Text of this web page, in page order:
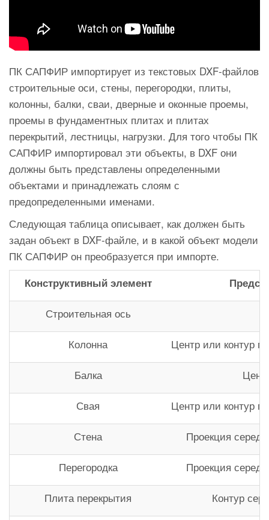
ПК САПФИР импортирует из текстовых DXF-файлов
строительные оси, стены, перегородки, плиты,
колонны, балки, сваи, дверные и оконные проемы,
проемы в фундаментных плитах и плитах
перекрытий, лестницы, нагрузки. Для того чтобы ПК
САПФИР импортировал эти объекты, в DXF они
должны быть представлены определенными
объектами и принадлежать слоям с
предопределенными именами.
Следующая таблица описывает, как должен быть
задан объект в DXF-файле, и в какой объект модели
ПК САПФИР он преобразуется при импорте.
Конструктивный элемент
Строительная ось
Колонна Центр или контур
Балка
Свая Центр или контур
Стена Проекция
Перегородка Проекция
Плита перекрытия Контур